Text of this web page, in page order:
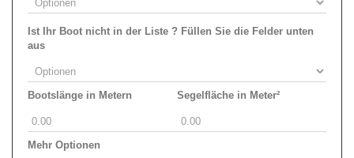
Ist Ihr Boot nicht in der Liste ? Füllen Sie die Felder unten
aus
Bootslänge in Metern Segelfläche in Meter²
Mehr Optionen